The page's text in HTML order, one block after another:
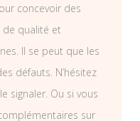
concevoir des
qualité et
Il se peut que les
défauts. N’hésitez
signaler. Ou si vous
sur